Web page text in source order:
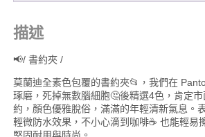
描述
📢/ 書約夾 /
莫蘭迪全素色包覆的書約夾📂，我們在
琢磨，死掉無數腦細胞🤔後精選4色，肯定
約，顏色優雅脫俗，滿滿的年輕清新氣息。
輕微防水效果，不小心滴到咖啡☕ 也能輕易